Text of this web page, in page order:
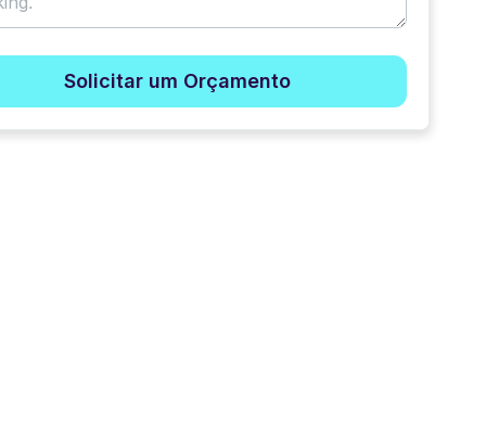
Solicitar um Orçamento